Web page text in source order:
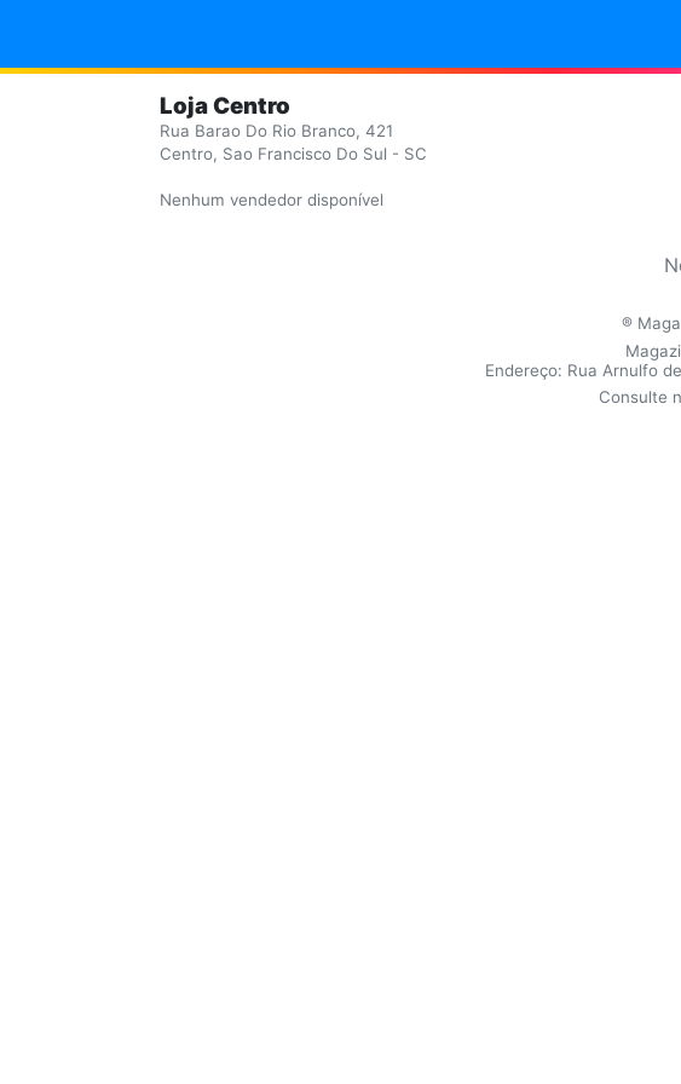
Loja Centro
Rua Barao Do Rio Branco, 421
Centro, Sao Francisco Do Sul - SC
Nenhum vendedor disponível
®
Endereço: Rua Arnulfo
Consulte